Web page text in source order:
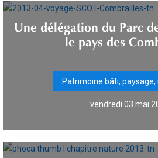
Une délégation du Parc
le pays des
Patrimoine bâti,
vendredi 03 mai